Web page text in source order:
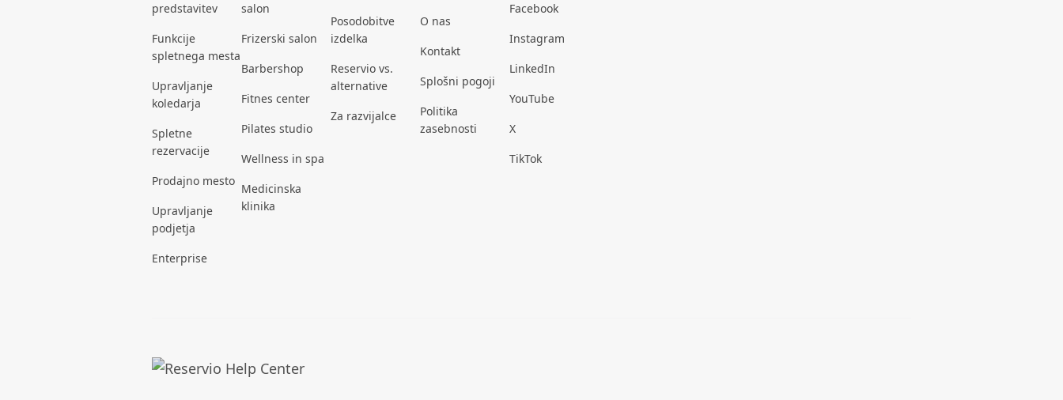
predstavitev
Funkcije
spletnega mesta
Upravljanje
koledarja
Spletne
rezervacije
Prodajno mesto
Upravljanje
podjetja
Enterprise
salon
Frizerski salon
Barbershop
Fitnes center
Pilates studio
Wellness in spa
Medicinska
klinika
Posodobitve
izdelka
Reservio vs.
alternative
Za razvijalce
O nas
Kontakt
Splošni pogoji
Politika
zasebnosti
Facebook
Instagram
LinkedIn
YouTube
X
TikTok